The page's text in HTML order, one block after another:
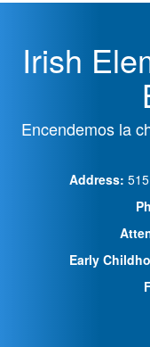
Irish
Encendemos la
Address:
Early